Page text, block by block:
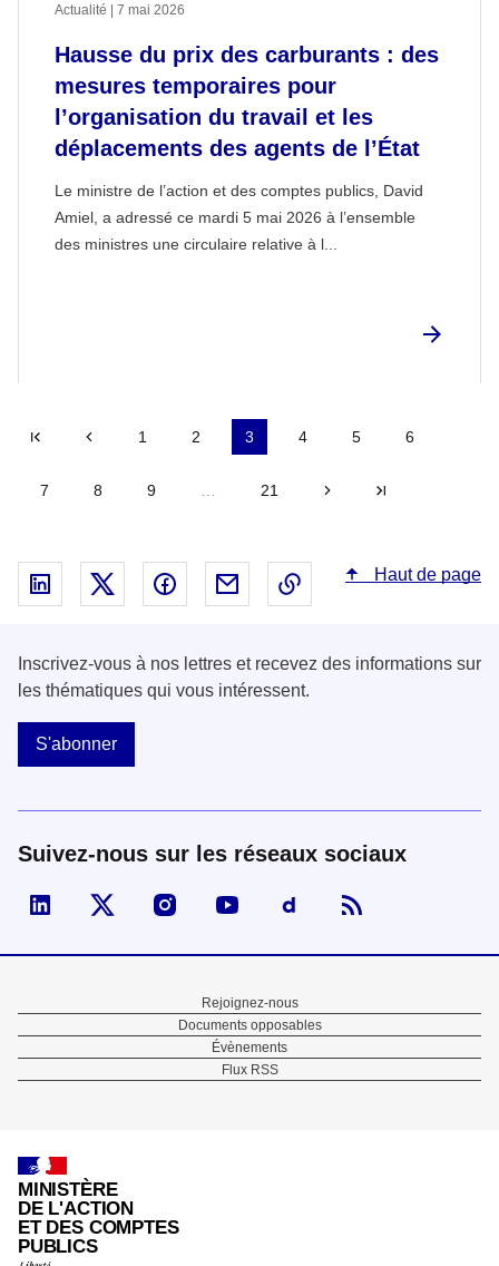
Hausse du prix des carburants : des
mesures temporaires pour
l’organisation du travail et les
déplacements des agents de l’État
Le ministre de l’action et des comptes publics, David
Amiel, a adressé ce mardi 5 mai 2026 à l’ensemble
des ministres une circulaire relative à l...
Actualité | 7 mai 2026
Première page
Précédent
1 2 3 4 5 6
7 8 9 21 Suivant
Partager sur Linked In - nouvelle fenêtre
Partager sur X - nouvelle fenêtre
Partager sur Facebook - nouvelle
Partager par email - nouvelle
Copier le lien dans le
Haut de page
Inscrivez-vous à nos lettres et recevez des informations sur
les thématiques qui vous intéressent.
S'abonner
Suivez-nous sur les réseaux sociaux
Visiter la page Linked In de fonction publique
Visiter la page X de fonction publique
Visiter la page Instagram de fonction
Visiter la page You Tube de
Visiter la page
Pied
de
Rejoignez-nous
Documents opposables
Évènements
Flux RSS
MINISTÈRE
DE L'ACTION
ET DES COMPTES
PUBLICS